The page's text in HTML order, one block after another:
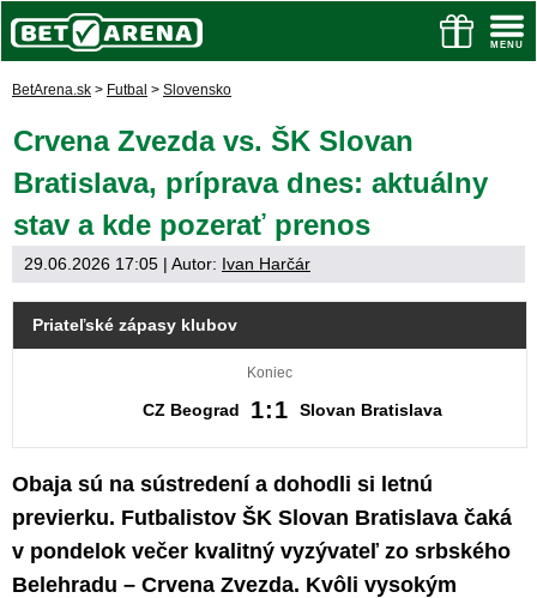
BetArena.sk > Futbal > Slovensko
Crvena Zvezda vs. ŠK Slovan
Bratislava, príprava dnes: aktuálny
stav a kde pozerať prenos
29.06.2026 17:05 | Autor: Ivan Harčár
Priateľské zápasy klubov
Koniec
CZ Beograd 1:1 Slovan Bratislava
Obaja sú na sústredení a dohodli si letnú
previerku. Futbalistov ŠK Slovan Bratislava čaká
v pondelok večer kvalitný vyzývateľ zo srbského
Belehradu – Crvena Zvezda. Kvôli vysokým